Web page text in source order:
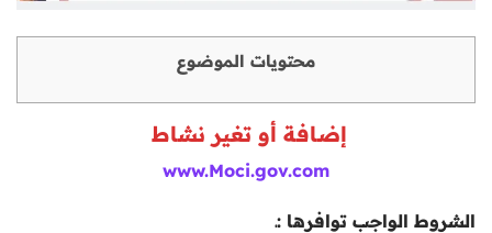
محتويات الموضوع
إضافة أو تغير نشاط
www.Moci.gov.com
الشروط الواجب توافرها :ـ